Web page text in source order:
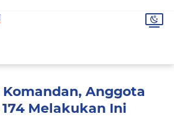
Komandan, Anggota
Melakukan Ini